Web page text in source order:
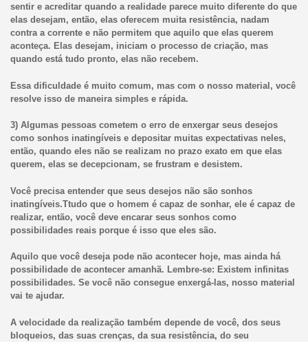
sentir e acreditar quando a realidade parece muito diferente do que
elas desejam, então, elas oferecem muita resistência, nadam
contra a corrente e não permitem que aquilo que elas querem
aconteça. Elas desejam, iniciam o processo de criação, mas
quando está tudo pronto, elas não recebem.
Essa dificuldade é muito comum, mas com o nosso material, você
resolve isso de maneira simples e rápida.
3) Algumas pessoas cometem o erro de enxergar seus desejos
como sonhos inatingíveis e depositar muitas expectativas neles,
então, quando eles não se realizam no prazo exato em que elas
querem, elas se decepcionam, se frustram e desistem.
Você precisa entender que seus desejos não são sonhos
inatingíveis.Ttudoque o homem é capaz de sonhar, ele é capaz de
realizar, então, você deve encarar seus sonhos como
possibilidades reais porque é isso que eles são.
Aquilo que você deseja pode não acontecer hoje, mas ainda há
possibilidade de acontecer amanhã. Lembre-se: Existem infinitas
possibilidades. Se você não consegue enxergá-las, nosso material
vai te ajudar.
A velocidade da realização também depende de você, dos seus
bloqueios, das suas crenças, da sua resistência, do seu